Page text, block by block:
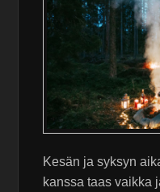
Kesän ja syksyn
kanssa taas vaikka